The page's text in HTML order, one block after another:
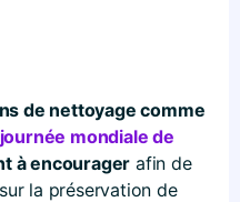
de nettoyage comme
mondiale de
à encourager afin de
la préservation de